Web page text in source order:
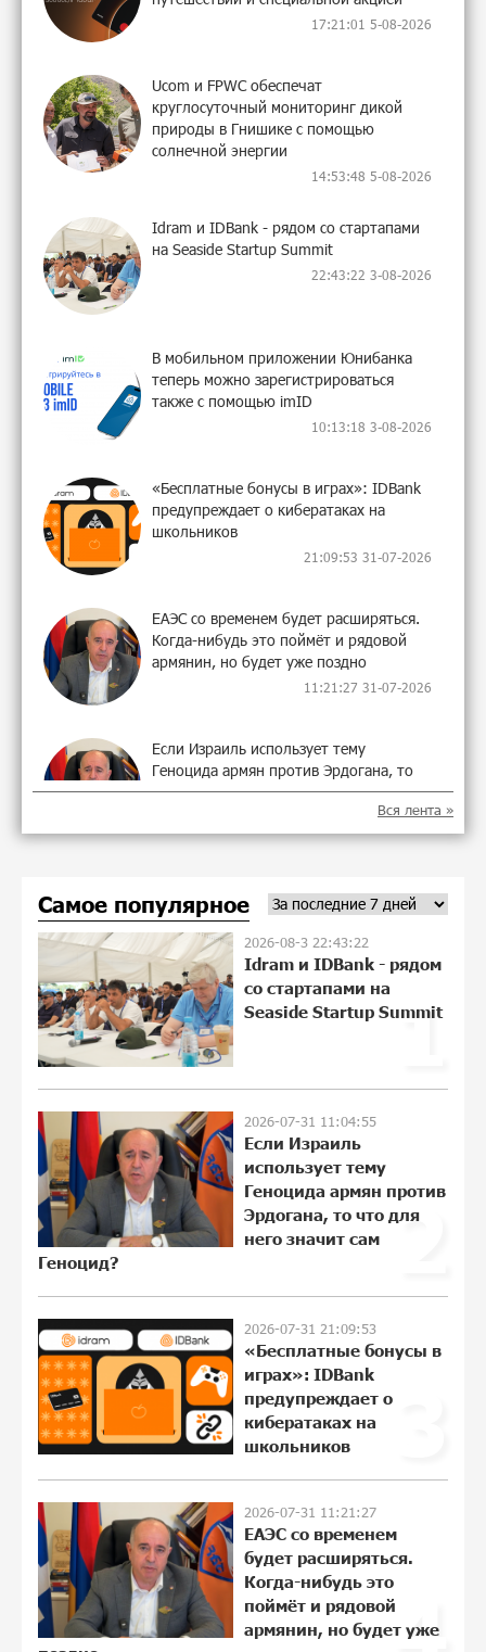
17:21:01 5-08-2026
Ucom и FPWC обеспечат
круглосуточный мониторинг дикой
природы в Гнишике с помощью
солнечной энергии
14:53:48 5-08-2026
Idram и IDBank - рядом со стартапами
на Seaside Startup Summit
22:43:22 3-08-2026
В мобильном приложении Юнибанка
теперь можно зарегистрироваться
также с помощью imID
10:13:18 3-08-2026
«Бесплатные бонусы в играх»: IDBank
предупреждает о кибератаках на
школьников
21:09:53 31-07-2026
ЕАЭС со временем будет расширяться.
Когда-нибудь это поймёт и рядовой
армянин, но будет уже поздно
11:21:27 31-07-2026
Если Израиль использует тему
Геноцида армян против Эрдогана, то
что для него значит сам Геноцид?
11:04:55 31-07-2026
до 10% годовых и оформление в
мобильном приложении
17:16:48 30-07-2026
Платформа Rate.Trading на Seaside
Startup Summit: IDBank представил
инновационное решение
Состоялось открытие Khachaturian
Rooftop при поддержке IDBank
14:42:59 29-07-2026
Обновленный Центр продаж и
обслуживания Ucom открылся по
адресу ул. Шаумяна, 24/2 в Арарате
Никогда Нагорный Карабах не был в
составе независимого Азербайджана.
Аршак Карапетян
22:29:07 27-07-2026
Вся лента »
Самое популярное
1
2026-08-3 22:43:22
Idram и IDBank - рядом
со стартапами на
Seaside Startup Summit
2
2026-07-31 11:04:55
Если Израиль
использует тему
Геноцида армян против
Эрдогана, то что для
него значит сам
Геноцид?
2026-07-31 21:09:53
«Бесплатные бонусы в
играх»: IDBank
предупреждает о
кибератаках на
школьников
4
2026-07-31 11:21:27
ЕАЭС со временем
будет расширяться.
Когда-нибудь это
поймёт и рядовой
армянин, но будет уже